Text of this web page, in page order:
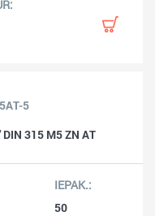
5
DIN 315 M5 ZN AT
50